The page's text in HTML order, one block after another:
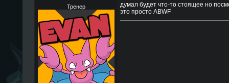
Тренер
думал будет что-то стоящее но
это просто ABWF